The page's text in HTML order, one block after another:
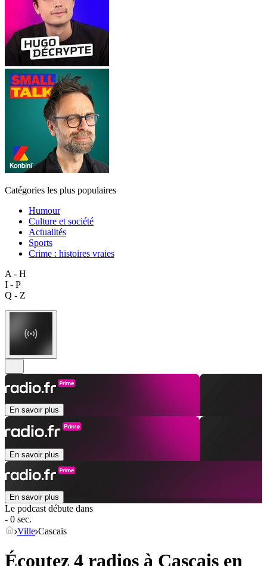
Catégories les plus populaires
Humour
Culture et société
Actualités
Sports
Crime : histoires vraies
A - H
I - P
Q - Z
En savoir plus
En savoir plus
En savoir plus
Le podcast débute dans
- 0 sec.
Ville Cascais
Écoutez 4 radios à Cascais en